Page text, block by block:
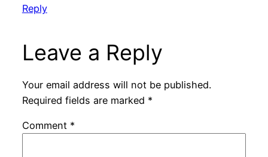
Reply
Leave a Reply
Your email address will not be published.
Required fields are marked *
Comment *